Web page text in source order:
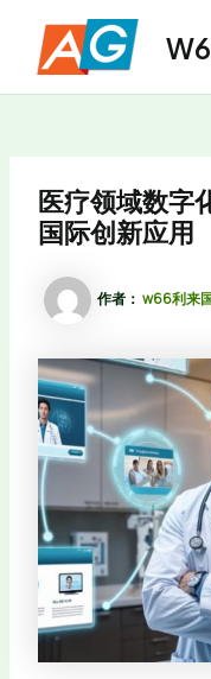
容
医疗领域数字
国际创新应用
作者： w66利来